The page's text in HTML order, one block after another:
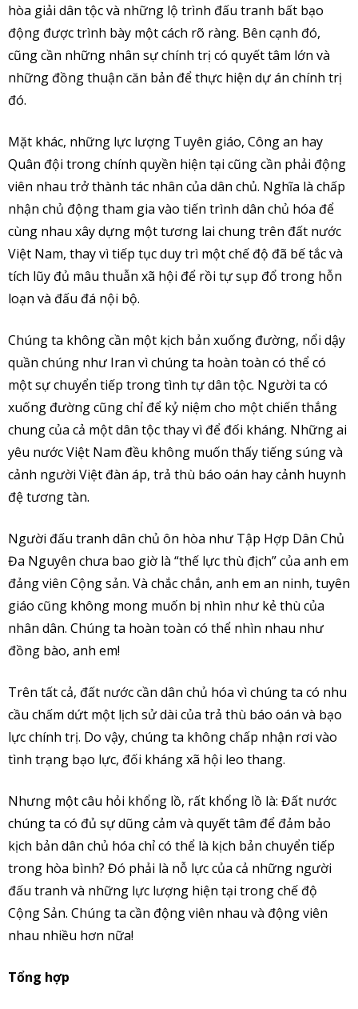
hòa giải dân tộc và những lộ trình đấu tranh bất bạo
động được trình bày một cách rõ ràng. Bên cạnh đó,
cũng cần những nhân sự chính trị có quyết tâm lớn và
những đồng thuận căn bản để thực hiện dự án chính trị
đó.
Mặt khác, những lực lượng Tuyên giáo, Công an hay
Quân đội trong chính quyền hiện tại cũng cần phải động
viên nhau trở thành tác nhân của dân chủ. Nghĩa là chấp
nhận chủ động tham gia vào tiến trình dân chủ hóa để
cùng nhau xây dựng một tương lai chung trên đất nước
Việt Nam, thay vì tiếp tục duy trì một chế độ đã bế tắc và
tích lũy đủ mâu thuẫn xã hội để rồi tự sụp đổ trong hỗn
loạn và đấu đá nội bộ.
Chúng ta không cần một kịch bản xuống đường, nổi dậy
quần chúng như Iran vì chúng ta hoàn toàn có thể có
một sự chuyển tiếp trong tình tự dân tộc. Người ta có
xuống đường cũng chỉ để kỷ niệm cho một chiến thắng
chung của cả một dân tộc thay vì để đối kháng. Những ai
yêu nước Việt Nam đều không muốn thấy tiếng súng và
cảnh người Việt đàn áp, trả thù báo oán hay cảnh huynh
đệ tương tàn.
Người đấu tranh dân chủ ôn hòa như Tập Hợp Dân Chủ
Đa Nguyên chưa bao giờ là “thế lực thù địch” của anh em
đảng viên Cộng sản. Và chắc chắn, anh em an ninh, tuyên
giáo cũng không mong muốn bị nhìn như kẻ thù của
nhân dân. Chúng ta hoàn toàn có thể nhìn nhau như
đồng bào, anh em!
Trên tất cả, đất nước cần dân chủ hóa vì chúng ta có nhu
cầu chấm dứt một lịch sử dài của trả thù báo oán và bạo
lực chính trị. Do vậy, chúng ta không chấp nhận rơi vào
tình trạng bạo lực, đối kháng xã hội leo thang.
Nhưng một câu hỏi khổng lồ, rất khổng lồ là: Đất nước
chúng ta có đủ sự dũng cảm và quyết tâm để đảm bảo
kịch bản dân chủ hóa chỉ có thể là kịch bản chuyển tiếp
trong hòa bình? Đó phải là nỗ lực của cả những người
đấu tranh và những lực lượng hiện tại trong chế độ
Cộng Sản. Chúng ta cần động viên nhau và động viên
nhau nhiều hơn nữa!
Tổng hợp